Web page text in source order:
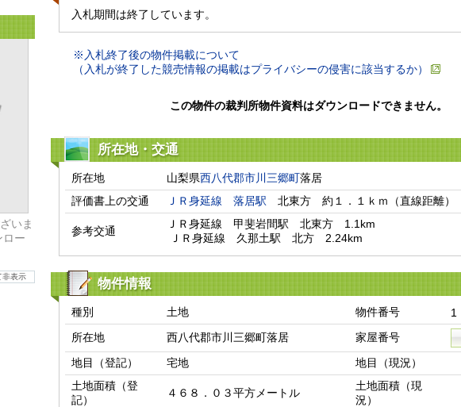
いま
ロー
非表示
入札期間は終了しています。
※入札終了後の物件掲載について
（入札が終了した競売情報の掲載はプライバシーの侵害に該当するか）
この物件の裁判所物件資料はダウンロードできません。
所在地・交通
所在地 山梨県西八代郡市川三郷町落居
評価書上の交通
ＪＲ身延線 落居駅 北東方　約１．１ｋｍ（直線距離）
参考交通
ＪＲ身延線　甲斐岩間駅　北東方　1.1km
ＪＲ身延線　久那土駅　北方　2.24km
物件情報
種別 土地 物件番号
1
所在地
西八代郡市川三郷町落居
家屋番号
地目（登記）
宅地
地目（現況）
土地面積（登
記）
４６８．０３平方メートル
土地面積（現
況）